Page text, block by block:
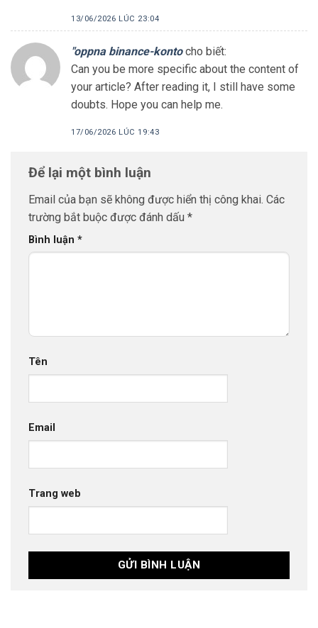
13/06/2026 LÚC 23:04
"oppna binance-konto cho biết:
Can you be more specific about the content of
your article? After reading it, I still have some
doubts. Hope you can help me.
17/06/2026 LÚC 19:43
Để lại một bình luận
Email của bạn sẽ không được hiển thị công khai. Các
trường bắt buộc được đánh dấu *
Bình luận *
Tên
Email
Trang web